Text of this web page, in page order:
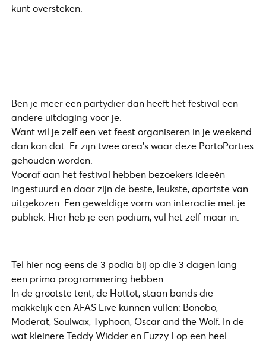
kunt oversteken.
Ben je meer een partydier dan heeft het festival een
andere uitdaging voor je.
Want wil je zelf een vet feest organiseren in je weekend
dan kan dat. Er zijn twee area’s waar deze PortoParties
gehouden worden.
Vooraf aan het festival hebben bezoekers ideeën
ingestuurd en daar zijn de beste, leukste, apartste van
uitgekozen. Een geweldige vorm van interactie met je
publiek: Hier heb je een podium, vul het zelf maar in.
Tel hier nog eens de 3 podia bij op die 3 dagen lang
een prima programmering hebben.
In de grootste tent, de Hottot, staan bands die
makkelijk een AFAS Live kunnen vullen: Bonobo,
Moderat, Soulwax, Typhoon, Oscar and the Wolf. In de
wat kleinere Teddy Widder en Fuzzy Lop een heel